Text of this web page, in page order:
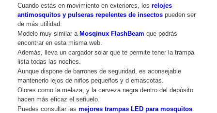
Cuando estás en movimiento en exteriores, los relojes
antimosquitos y pulseras repelentes de insectos pueden ser
de más utilidad.
Modelo muy similar a Mosqinux FlashBeam que podrás
encontrar en esta misma web.
Además, lleva un cargador solar que te permite tener la trampa
lista todas las noches.
Aunque dispone de barrones de seguridad, es aconsejable
mantenerlo lejos de niños pequeños y d emascotas.
Olores como la melaza, y la cerveza negra dentro del depósito
hacen más eficaz el señuelo.
Puedes consultar las mejores trampas LED para mosquitos